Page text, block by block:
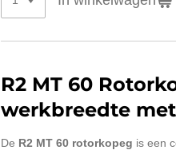
R2 MT 60
werkbreedte
De R2 MT 60 rotorkopeg is een